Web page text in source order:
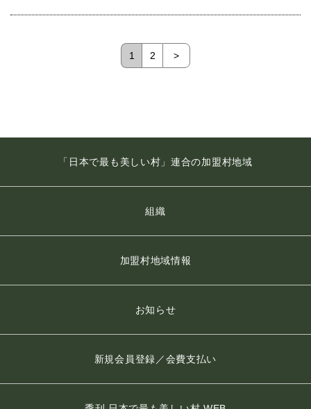
1 2 >
「日本で最も美しい村」連合の加盟村地域
組織
加盟村地域情報
お知らせ
新規会員登録／会費支払い